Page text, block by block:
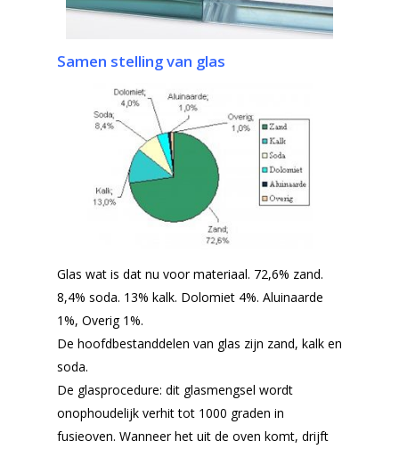
Samen stelling van glas
Glas wat is dat nu voor materiaal. 72,6% zand.
8,4% soda. 13% kalk. Dolomiet 4%. Aluinaarde
1%, Overig 1%.
De hoofdbestanddelen van glas zijn zand, kalk en
soda.
De glasprocedure: dit glasmengsel wordt
onophoudelijk verhit tot 1000 graden in
fusieoven. Wanneer het uit de oven komt, drijft